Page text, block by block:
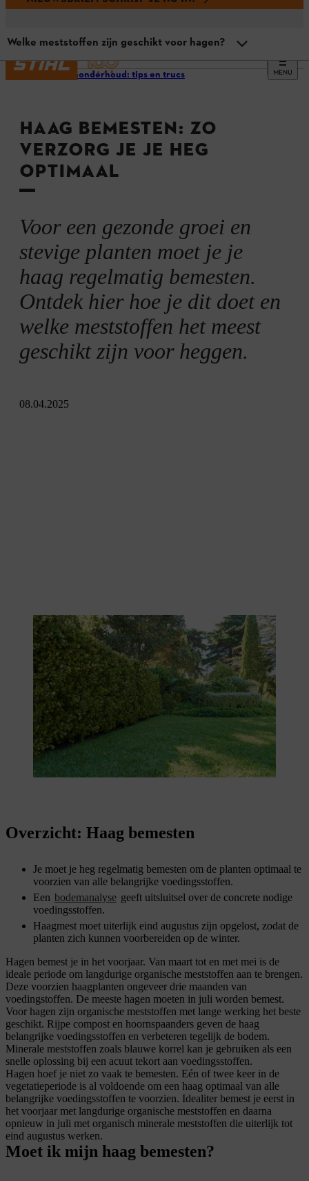
MENU
Heggenonderhoud: tips en trucs
HAAG BEMESTEN: ZO
VERZORG JE JE HEG
OPTIMAAL
Voor een gezonde groei en
stevige planten moet je je
haag regelmatig bemesten.
Ontdek hier hoe je dit doet en
welke meststoffen het meest
geschikt zijn voor heggen.
08.04.2025
Welke meststoffen zijn geschikt voor hagen?
Moet ik mijn haag bemesten?
Wanneer moet je een heg bemesten?
Hoe vaak moet je een heg bemesten?
Welke meststoffen zijn geschikt voor hagen?
Overzicht: Haag bemesten
Je moet je heg regelmatig bemesten om de planten optimaal te
voorzien van alle belangrijke voedingsstoffen.
Een bodemanalyse geeft uitsluitsel over de concrete nodige
voedingsstoffen.
Haagmest moet uiterlijk eind augustus zijn opgelost, zodat de
planten zich kunnen voorbereiden op de winter.
Hagen bemest je in het voorjaar. Van maart tot en met mei is de
ideale periode om langdurige organische meststoffen aan te brengen.
Deze voorzien haagplanten ongeveer drie maanden van
voedingstoffen. De meeste hagen moeten in juli worden bemest.
Voor hagen zijn organische meststoffen met lange werking het beste
geschikt. Rijpe compost en hoornspaanders geven de haag
belangrijke voedingsstoffen en verbeteren tegelijk de bodem.
Minerale meststoffen zoals blauwe korrel kan je gebruiken als een
snelle oplossing bij een acuut tekort aan voedingsstoffen.
Hagen hoef je niet zo vaak te bemesten. Eén of twee keer in de
vegetatieperiode is al voldoende om een haag optimaal van alle
belangrijke voedingsstoffen te voorzien. Idealiter bemest je eerst in
het voorjaar met langdurige organische meststoffen en daarna
opnieuw in juli met organisch minerale meststoffen die uiterlijk tot
eind augustus werken.
Moet ik mijn haag bemesten?